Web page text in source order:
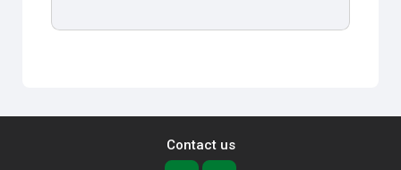
Contact us